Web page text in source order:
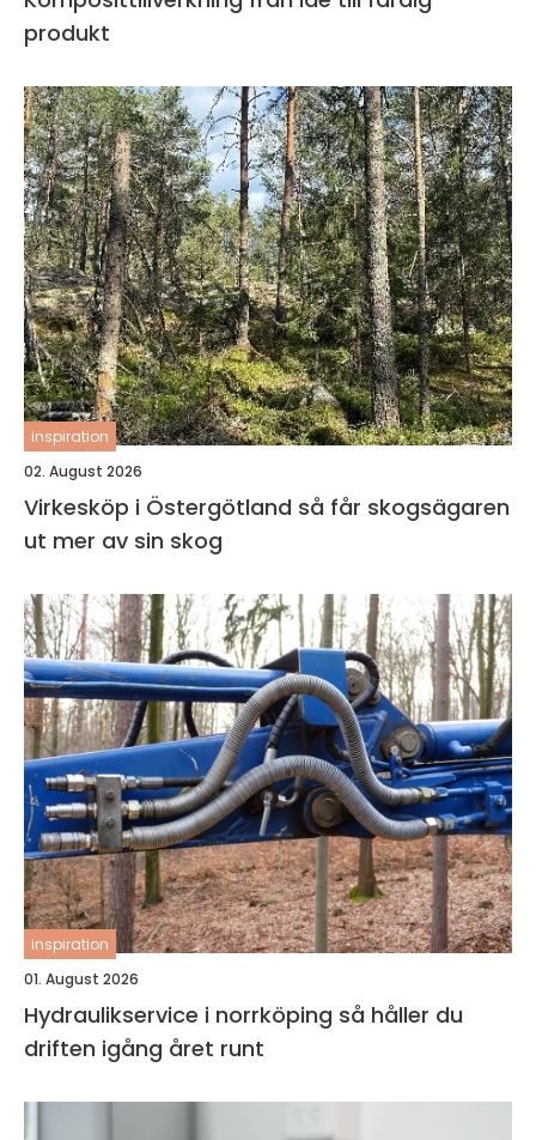
produkt
inspiration
02. August 2026
Virkesköp i Östergötland så får skogsägaren
ut mer av sin skog
inspiration
01. August 2026
Hydraulikservice i norrköping så håller du
driften igång året runt